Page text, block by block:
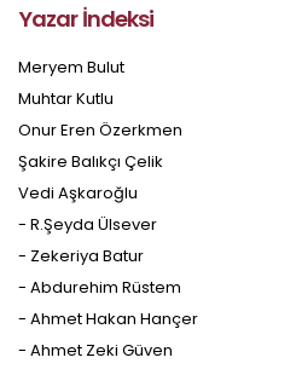
yapılmamaktadır.
Makale Takip Sistemi
gönderilmesi ve
Yazar İndeksi
Meryem Bulut
Muhtar Kutlu
Onur Eren Özerkmen
Şakire Balıkçı Çelik
Vedi Aşkaroğlu
- R.Şeyda Ülsever
- Zekeriya Batur
- Abdurehim Rüstem
- Ahmet Hakan Hançer
- Ahmet Zeki Güven